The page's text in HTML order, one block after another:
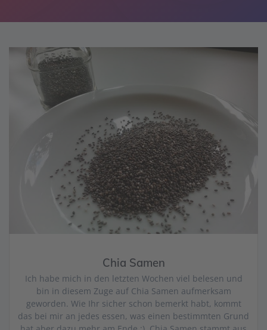
Chia Samen
Ich habe mich in den letzten Wochen viel belesen und
bin in diesem Zuge auf Chia Samen aufmerksam
geworden. Wie Ihr sicher schon bemerkt habt, kommt
das bei mir an jedes essen, was einen bestimmten Grund